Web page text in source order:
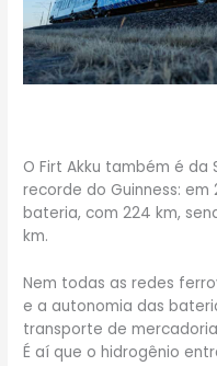
O Firt Akku também é
recorde do Guinness: em
bateria, com 224 km,
km.
Nem todas as redes
e a autonomia das
transporte de
É aí que o hidrogênio